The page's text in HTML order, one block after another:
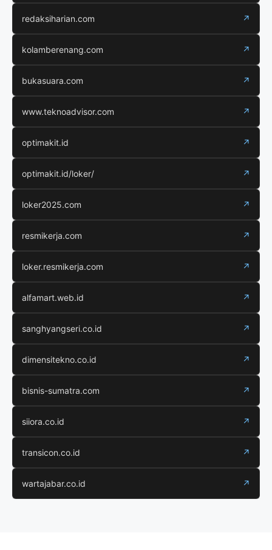
redaksiharian.com ↗
kolamberenang.com ↗
bukasuara.com ↗
www.teknoadvisor.com ↗
optimakit.id ↗
optimakit.id/loker/ ↗
loker2025.com ↗
resmikerja.com ↗
loker.resmikerja.com ↗
alfamart.web.id ↗
sanghyangseri.co.id ↗
dimensitekno.co.id ↗
bisnis-sumatra.com ↗
siiora.co.id ↗
transicon.co.id ↗
wartajabar.co.id ↗